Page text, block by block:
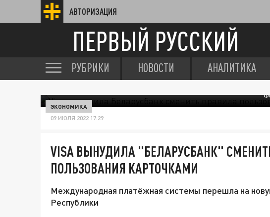
АВТОРИЗАЦИЯ
ПЕРВЫЙ РУССКИЙ
РУБРИКИ НОВОСТИ АНАЛИТИКА
ЭКОНОМИКА
09 ИЮЛЯ 2022 17:29
VISA ВЫНУДИЛА "БЕЛАРУСБАНК"
ПОЛЬЗОВАНИЯ КАРТОЧКАМИ
Международная платёжная системы перешла на
Республики